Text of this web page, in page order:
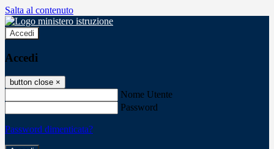
Salta al contenuto
Accedi
Accedi
button close ×
Nome Utente
Password
Password dimenticata?